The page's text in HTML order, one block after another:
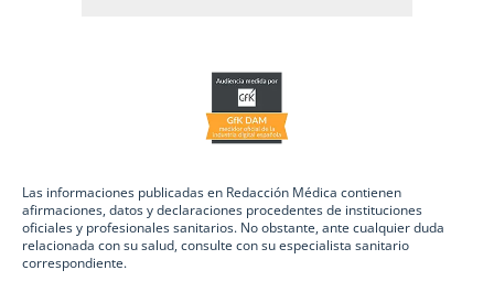
Las informaciones publicadas en Redacción Médica contienen
afirmaciones, datos y declaraciones procedentes de instituciones
oficiales y profesionales sanitarios. No obstante, ante cualquier duda
relacionada con su salud, consulte con su especialista sanitario
correspondiente.